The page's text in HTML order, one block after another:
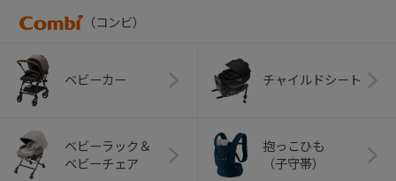
（コンビ）
ベビーカー チャイルドシート
ベビーラック＆
ベビーチェア
抱っこひも
（子守帯）